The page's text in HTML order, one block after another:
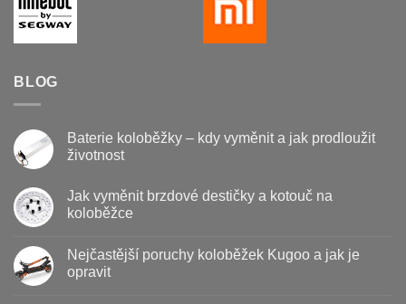
BLOG
Baterie koloběžky – kdy vyměnit a jak prodloužit
životnost
u
textu
s
koloběžky
–
kdy
Jak vyměnit brzdové destičky a kotouč na
koloběžce
u
textu
s
Nejčastější poruchy koloběžek Kugoo a jak je
opravit